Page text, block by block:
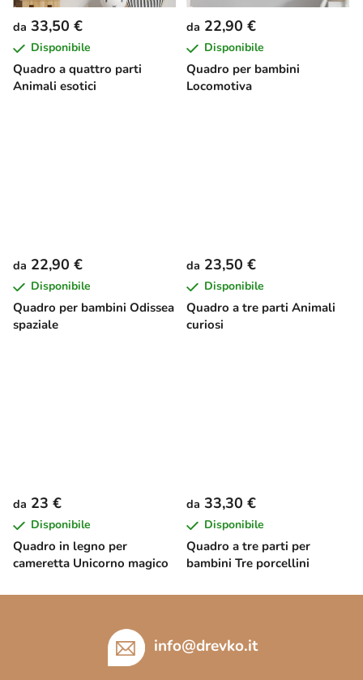
Quadro a quattro parti
Animali esotici
da 33,50 €
Disponibile
Quadro per bambini
Locomotiva
da 22,90 €
Disponibile
Quadro per bambini Odissea
spaziale
da 22,90 €
Disponibile
Quadro a tre parti Animali
curiosi
da 23,50 €
Disponibile
Quadro in legno per
cameretta Unicorno magico
da 23 €
Disponibile
Quadro a tre parti per
bambini Tre porcellini
da 33,30 €
Disponibile
info@drevko.it